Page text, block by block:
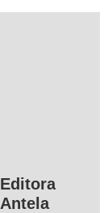
Editora
Antela